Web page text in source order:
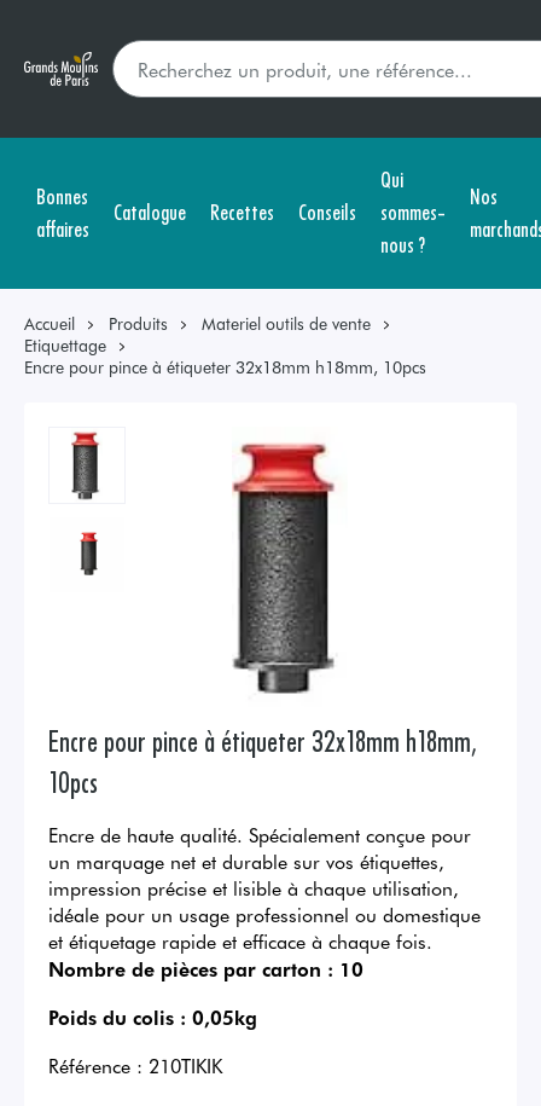
Bonnes
affaires
Catalogue Recettes Conseils
Qui
sommes-
nous ?
Nos
Accueil Produits
Materiel outils de vente
Etiquettage
Encre pour pince à étiqueter 32x18mm h18mm, 10pcs
Encre pour pince à étiqueter 32x18mm h18mm,
10pcs
Encre de haute qualité. Spécialement conçue pour
un marquage net et durable sur vos étiquettes,
impression précise et lisible à chaque utilisation,
idéale pour un usage professionnel ou domestique
et étiquetage rapide et efficace à chaque fois.
Nombre de pièces par carton : 10
Poids du colis : 0,05kg
Référence : 210TIKIK